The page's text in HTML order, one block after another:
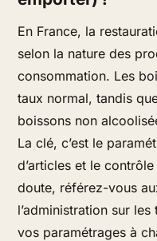
En France, la
selon la nature des
consommation. Les
taux normal, tandis
boissons non
La clé, c’est le
d’articles et le
doute, référez-vous
l’administration sur
vos paramétrages à